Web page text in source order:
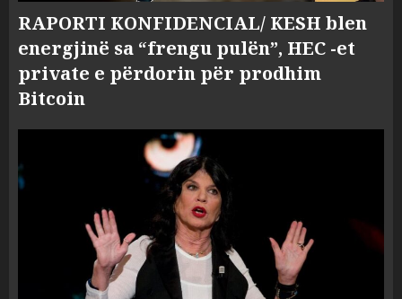
RAPORTI KONFIDENCIAL/ KESH blen
energjinë sa “frengu pulën”, HEC -et
private e përdorin për prodhim
Bitcoin